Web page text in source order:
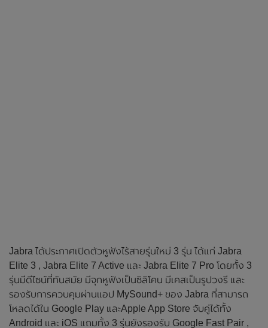
Jabra ได้ประกาศเปิดตัวหูฟังไร้สายรุ่นใหม่ 3 รุ่น ได้แก่ Jabra
Elite 3 , Jabra Elite 7 Active และ Jabra Elite 7 Pro โดยทั้ง 3
รุ่นมีดีไซน์ที่ทันสมัย มีจุกหูฟังเป็นซิลิโคน มีเคสเป็นรูปวงรี และ
รองรับการควบคุมผ่านแอป MySound+ ของ Jabra ที่สามารถ
โหลดได้ใน Google Play และApple App Store จับคู่ได้ทั้ง
Android และ iOS แถมทั้ง 3 รุ่นยังรองรับ Google Fast Pair ,